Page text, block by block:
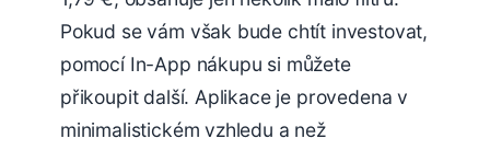
Pokud se vám však bude chtít investovat,
pomocí In-App nákupu si můžete
přikoupit další. Aplikace je provedena v
minimalistickém vzhledu a než